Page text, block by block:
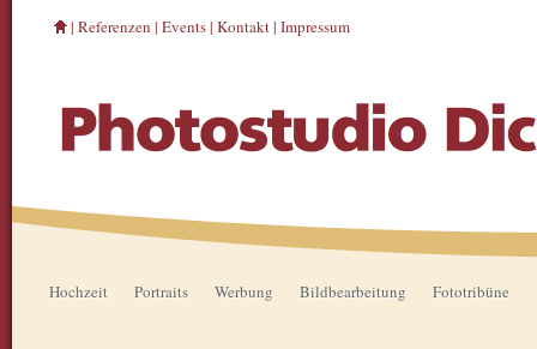
| Referenzen | Events| Kontakt| Impressum
Hochzeit Portraits Werbung Bildbearbeitung Fototribüne